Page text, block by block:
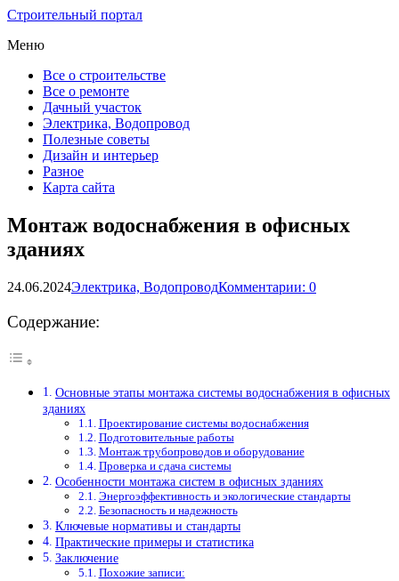
Строительный портал
Меню
Все о строительстве
Все о ремонте
Дачный участок
Электрика, Водопровод
Полезные советы
Дизайн и интерьер
Разное
Карта сайта
Монтаж водоснабжения в офисных
зданиях
24.06.2024Электрика, ВодопроводКомментарии: 0
Содержание:
Основные этапы монтажа системы водоснабжения в офисных
зданиях
Проектирование системы водоснабжения
Подготовительные работы
Монтаж трубопроводов и оборудование
Проверка и сдача системы
Особенности монтажа систем в офисных зданиях
Энергоэффективность и экологические стандарты
Безопасность и надежность
Ключевые нормативы и стандарты
Практические примеры и статистика
Заключение
Похожие записи: